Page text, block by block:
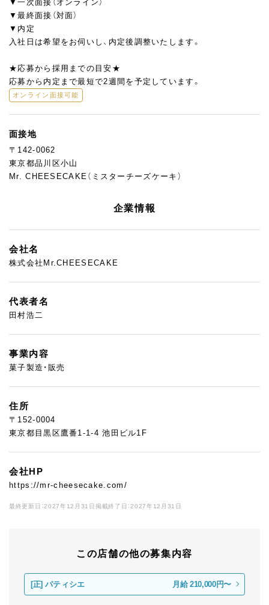
▼一次面接（オンライン）
▼最終面接（対面）
▼内定
入社日は希望をお伺いし、内定後調整いたします。
★応募から採用までの目安★
応募から内定まで最短で2週間を予定しています。
オンライン面接可能
面接地
〒142-0062
東京都品川区小山
Mr. CHEESECAKE（ミスターチーズケーキ）
企業情報
会社名
株式会社Mr.CHEESECAKE
代表者名
田村浩二
事業内容
菓子製造・販売
住所
〒152-0004
東京都目黒区鷹番1-1-4 池田ビル1F
会社HP
https://mr-cheesecake.com/
最終更新日：2027年12月31日 掲載終了日：2027年12月31日
この店舗の他の募集内容
[正] パティシエ 月給 210,000円〜